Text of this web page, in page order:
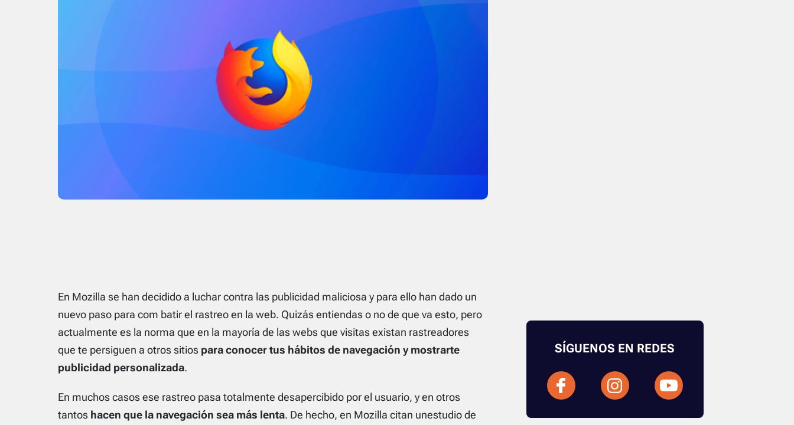
En Mozilla se han decidido a luchar contra las publicidad maliciosa y para ello han dado un
nuevo paso para com batir el rastreo en la web. Quizás entiendas o no de que va esto, pero
actualmente es la norma que en la mayoría de las webs que visitas existan rastreadores
que te persiguen a otros sitios para conocer tus hábitos de navegación y mostrarte
publicidad personalizada.
En muchos casos ese rastreo pasa totalmente desapercibido por el usuario, y en otros
tantos hacen que la navegación sea más lenta. De hecho, en Mozilla citan unestudio de
SÍGUENOS EN REDES